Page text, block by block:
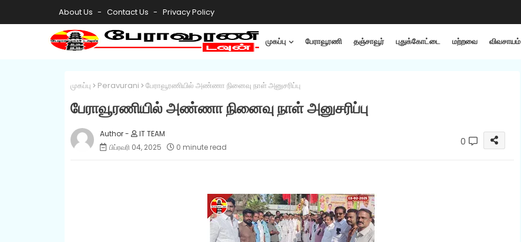
About Us Contact Us Privacy Policy
முகப்பு பேராவூரணி தஞ்சாவூர் புதுக்கோட்டை மற்றவை விவசாயம்
முகப்பு Peravurani பேராவூரணியில் அண்ணா நினைவு நாள் அனுசரிப்பு
பேராவூரணியில் அண்ணா நினைவு நாள் அனுசரிப்பு
IT TEAM
பிப்ரவரி 04, 2025
0 minute read 0